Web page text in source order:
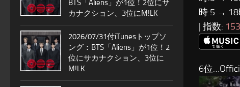
時:5 →
| 指数:
6位
BTS「Aliens」が1位！2位にサ
カナクション、3位にM!LK
2026/07/31付iTunesトップソ
ング：BTS「Aliens」が1位！2
位にサカナクション、3位に
M!LK